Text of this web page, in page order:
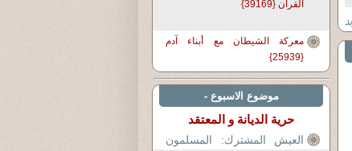
القرآن {39169}
معركة الشيطان مع أبناء آدم
{25939}
موضوع الاسبوع -
حرية الديانة و المعتقد
العيش المشترك: المسلمون